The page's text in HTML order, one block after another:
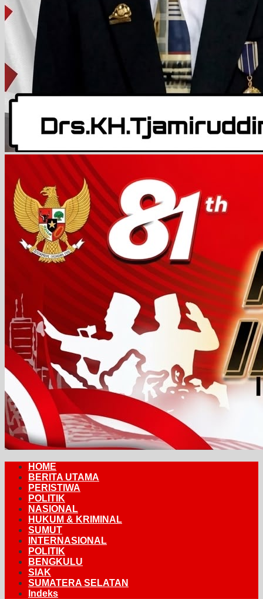
HOME
BERITA UTAMA
PERISTIWA
POLITIK
NASIONAL
HUKUM & KRIMINAL
SUMUT
INTERNASIONAL
POLITIK
BENGKULU
SIAK
SUMATERA SELATAN
Indeks